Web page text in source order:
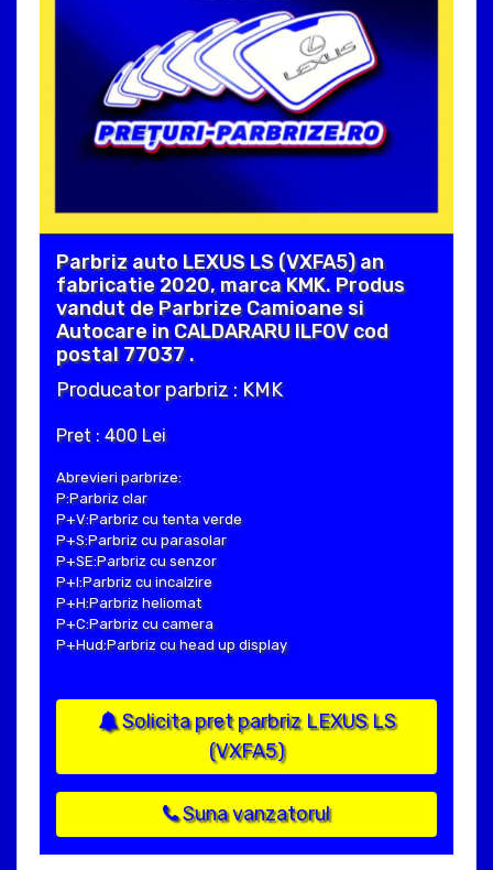
Parbriz auto LEXUS LS (VXFA5) an
fabricatie 2020, marca KMK. Produs
vandut de Parbrize Camioane si
Autocare in CALDARARU ILFOV cod
postal 77037 .
Producator parbriz : KMK
Pret : 400 Lei
Abrevieri parbrize:
P:Parbriz clar
P+V:Parbriz cu tenta verde
P+S:Parbriz cu parasolar
P+SE:Parbriz cu senzor
P+I:Parbriz cu incalzire
P+H:Parbriz heliomat
P+C:Parbriz cu camera
P+Hud:Parbriz cu head up display
Solicita pret parbriz LEXUS LS
(VXFA5)
Suna vanzatorul